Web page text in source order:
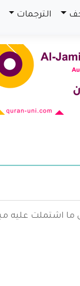
الترجمات
اشتملت عليه